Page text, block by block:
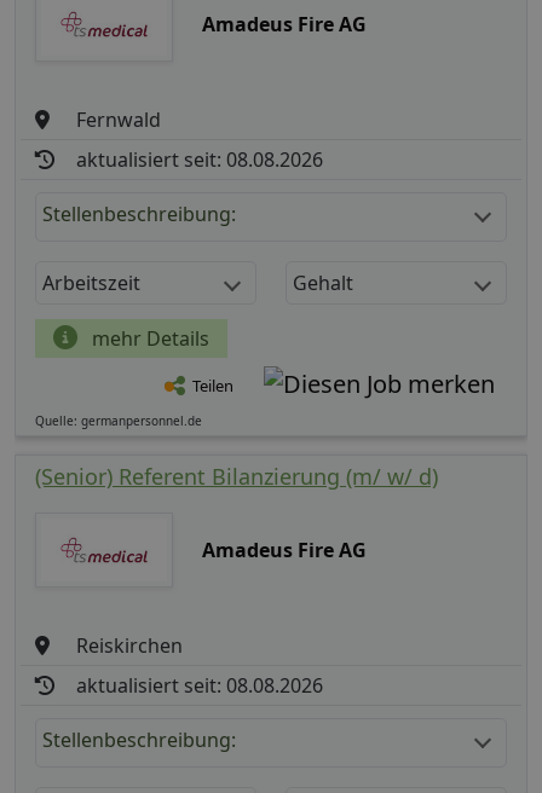
Amadeus Fire AG
Fernwald
aktualisiert seit: 08.08.2026
Stellenbeschreibung:
Arbeitszeit Gehalt
mehr Details
Teilen
Quelle: germanpersonnel.de
(Senior) Referent Bilanzierung (m/ w/ d)
Amadeus Fire AG
Reiskirchen
aktualisiert seit: 08.08.2026
Stellenbeschreibung: